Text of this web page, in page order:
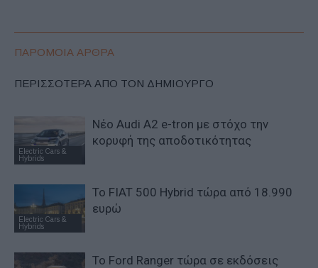
ΠΑΡΟΜΟΙΑ ΑΡΘΡΑ
ΠΕΡΙΣΣΟΤΕΡΑ ΑΠΟ ΤΟΝ ΔΗΜΙΟΥΡΓΟ
Electric Cars &
Hybrids
Νέο Audi A2 e-tron με στόχο την
κορυφή της αποδοτικότητας
Electric Cars &
Hybrids
Το FIAT 500 Hybrid τώρα από 18.990
ευρώ
Το Ford Ranger τώρα σε εκδόσεις